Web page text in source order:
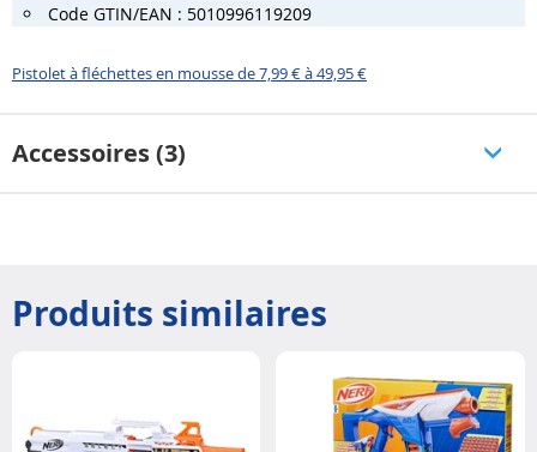
Code GTIN/EAN : 5010996119209
Pistolet à fléchettes en mousse de 7,99 € à 49,95 €
Accessoires (3)
Produits similaires